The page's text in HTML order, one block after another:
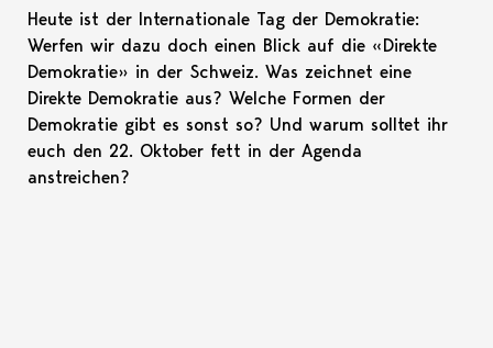
Heute ist der Internationale Tag der Demokratie:
Werfen wir dazu doch einen Blick auf die «Direkte
Demokratie» in der Schweiz. Was zeichnet eine
Direkte Demokratie aus? Welche Formen der
Demokratie gibt es sonst so? Und warum solltet ihr
euch den 22. Oktober fett in der Agenda
anstreichen?